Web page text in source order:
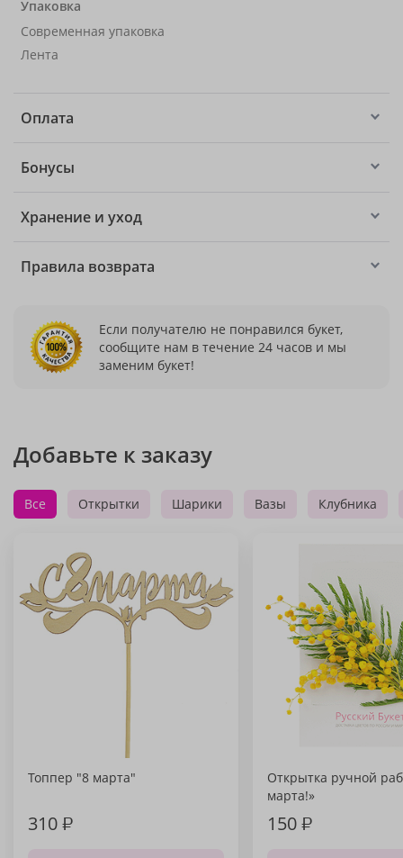
Упаковка
Современная упаковка
Лента
Оплата
Бонусы
Хранение и уход
Правила возврата
Если получателю не понравился букет,
сообщите нам в течение 24 часов и мы
заменим букет!
Добавьте к заказу
Все Открытки Шарики Вазы Клубника
Топпер "8 марта"
310₽
Открытка ручной
марта!»
150₽